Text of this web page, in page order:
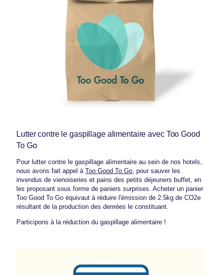
Lutter contre le gaspillage alimentaire avec Too Good
To Go
Pour lutter contre le gaspillage alimentaire au sein de nos hotels,
nous avons fait appel àToo Good To Go , pour sauver les
invendus de vienoiseries et pains des petits déjeuners buffet, en
les proposant sous forme de paniers surprises. Acheter un panier
Too Good To Go équivaut à réduire l'émission de 2.5kg de CO2e
résultant de la production des denrées le constituant.
Participons à la réduction du gaspillage alimentaire !